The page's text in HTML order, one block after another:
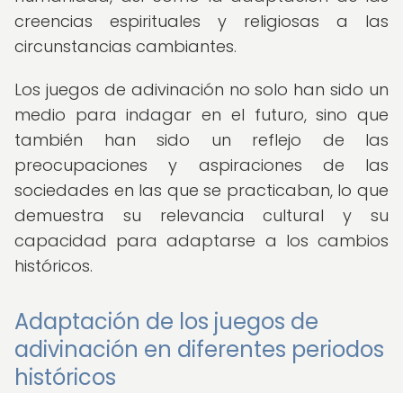
creencias espirituales y religiosas a las
circunstancias cambiantes.
Los juegos de adivinación no solo han sido un
medio para indagar en el futuro, sino que
también han sido un reflejo de las
preocupaciones y aspiraciones de las
sociedades en las que se practicaban, lo que
demuestra su relevancia cultural y su
capacidad para adaptarse a los cambios
históricos.
Adaptación de los juegos de
adivinación en diferentes periodos
históricos